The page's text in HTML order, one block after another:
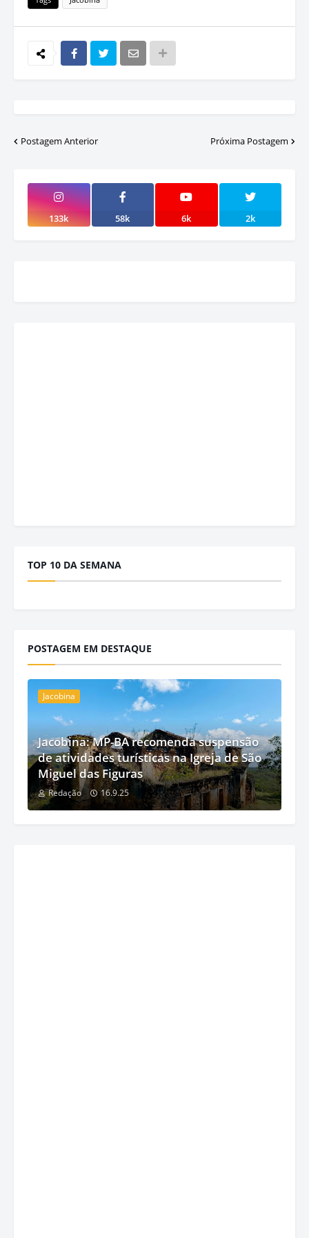
Postagem Anterior Próxima Postagem
133k 58k 6k 2k
TOP 10 DA SEMANA
POSTAGEM EM DESTAQUE
Jacobina
Jacobina: MP-BA recomenda suspensão
de atividades turísticas na Igreja de São
Miguel das Figuras
Redação 16.9.25